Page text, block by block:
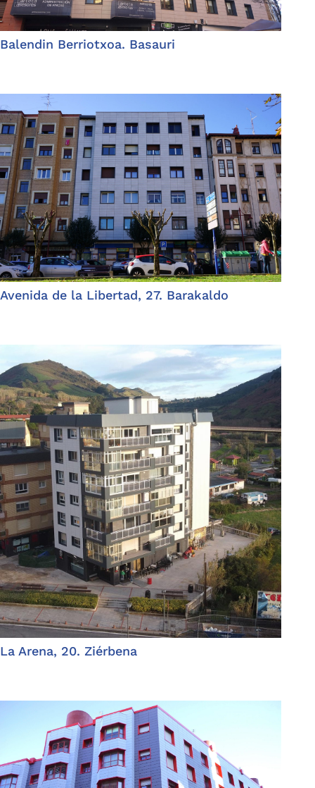
Balendin Berriotxoa. Basauri
Avenida de la Libertad, 27. Barakaldo
La Arena, 20. Ziérbena